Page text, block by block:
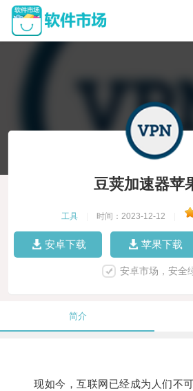
豆荚加速器苹
工具 时间：2023-12-12
安卓下载 苹果下载
安卓市场，安全
简介
现如今，互联网已经成为人们不可